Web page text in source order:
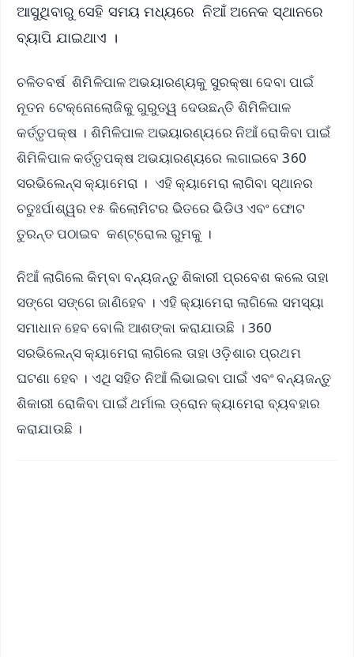
ଆସୁଥିବାରୁ ସେହି ସମୟ ମଧ୍ୟରେ ନିଆଁ ଅନେକ ସ୍ଥାନରେ
ବ୍ୟାପି ଯାଇଥାଏ ।
ଚଳିତବର୍ଷ ଶିମିଳିପାଳ ଅଭୟାରଣ୍ୟକୁ ସୁରକ୍ଷା ଦେବା ପାଇଁ
ନୂତନ ଟେକ୍ନୋଲୋଜିକୁ ଗୁରୁତ୍ୱ ଦେଉଛନ୍ତି ଶିମିଳିପାଳ
କର୍ତ୍ତୃପକ୍ଷ । ଶିମିଳିପାଳ ଅଭୟାରଣ୍ୟରେ ନିଆଁ ରୋକିବା ପାଇଁ
ଶିମିଳିପାଳ କର୍ତ୍ତୃପକ୍ଷ ଅଭୟାରଣ୍ୟରେ ଲଗାଇବେ 360
ସରଭିଲେନ୍ସ କ୍ୟାମେରା । ଏହି କ୍ୟାମେରା ଲାଗିବା ସ୍ଥାନର
ଚତୁଃର୍ପାଶ୍ୱର ୧୫ କିଲୋମିଟର ଭିତରେ ଭିଡିଓ ଏବଂ ଫୋଟ
ତୁରନ୍ତ ପଠାଇବ କଣ୍ଟ୍ରୋଲ ରୁମକୁ ।
ନିଆଁ ଲାଗିଲେ କିମ୍ବା ବନ୍ୟଜନ୍ତୁ ଶିକାରୀ ପ୍ରବେଶ କଲେ ତାହା
ସଙ୍ଗେ ସଙ୍ଗେ ଜାଣିହେବ । ଏହି କ୍ୟାମେରା ଲାଗିଲେ ସମସ୍ୟା
ସମାଧାନ ହେବ ବୋଲି ଆଶଙ୍କା କରାଯାଉଛି । 360
ସରଭିଲେନ୍ସ କ୍ୟାମେରା ଲାଗିଲେ ତାହା ଓଡ଼ିଶାର ପ୍ରଥମ
ଘଟଣା ହେବ । ଏଥି ସହିତ ନିଆଁ ଲିଭାଇବା ପାଇଁ ଏବଂ ବନ୍ୟଜନ୍ତୁ
ଶିକାରୀ ରୋକିବା ପାଇଁ ଥର୍ମାଲ ଡ୍ରୋନ କ୍ୟାମେରା ବ୍ୟବହାର
କରାଯାଉଛି ।